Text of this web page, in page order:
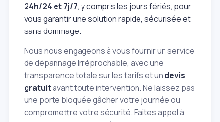
24h/24 et 7j/7, y compris les jours fériés, pour
vous garantir une solution rapide, sécurisée et
sans dommage.
Nous nous engageons à vous fournir un service
de dépannage irréprochable, avec une
transparence totale sur les tarifs et un devis
gratuitavant toute intervention. Ne laissez pas
une porte bloquée gâcher votre journée ou
compromettre votre sécurité. Faites appel à